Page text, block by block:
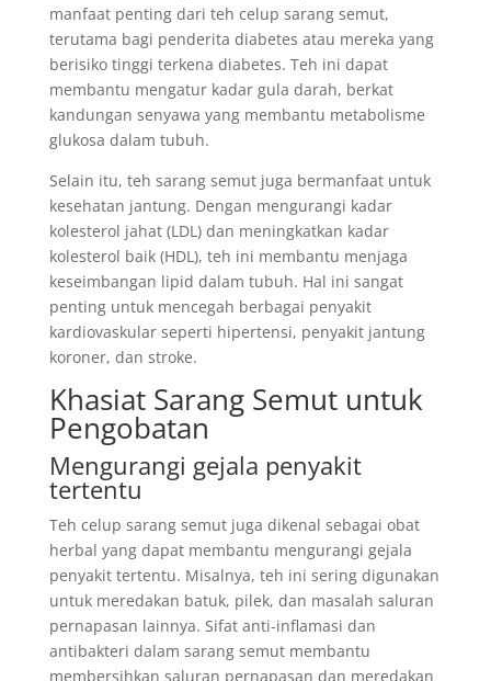
manfaat penting dari teh celup sarang semut,
terutama bagi penderita diabetes atau mereka yang
berisiko tinggi terkena diabetes. Teh ini dapat
membantu mengatur kadar gula darah, berkat
kandungan senyawa yang membantu metabolisme
glukosa dalam tubuh.
Selain itu, teh sarang semut juga bermanfaat untuk
kesehatan jantung. Dengan mengurangi kadar
kolesterol jahat (LDL) dan meningkatkan kadar
kolesterol baik (HDL), teh ini membantu menjaga
keseimbangan lipid dalam tubuh. Hal ini sangat
penting untuk mencegah berbagai penyakit
kardiovaskular seperti hipertensi, penyakit jantung
koroner, dan stroke.
Khasiat Sarang Semut untuk
Pengobatan
Mengurangi gejala penyakit
tertentu
Teh celup sarang semut juga dikenal sebagai obat
herbal yang dapat membantu mengurangi gejala
penyakit tertentu. Misalnya, teh ini sering digunakan
untuk meredakan batuk, pilek, dan masalah saluran
pernapasan lainnya. Sifat anti-inflamasi dan
antibakteri dalam sarang semut membantu
membersihkan saluran pernapasan dan meredakan